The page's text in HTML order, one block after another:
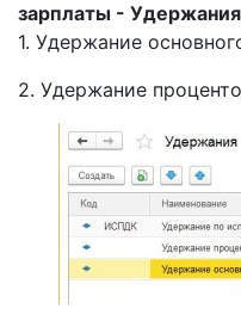
зарплаты - Удержания
1. Удержание
2. Удержание